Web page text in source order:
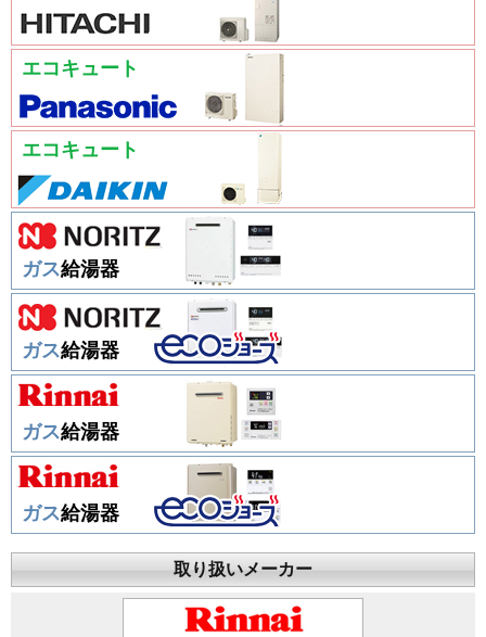
エコキュート
エコキュート
ガス給湯器
ガス給湯器
ガス給湯器
ガス給湯器
取り扱いメーカー